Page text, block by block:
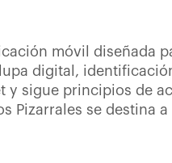
móvil diseñada
digital,
y sigue principios de
Pizarrales se destina a